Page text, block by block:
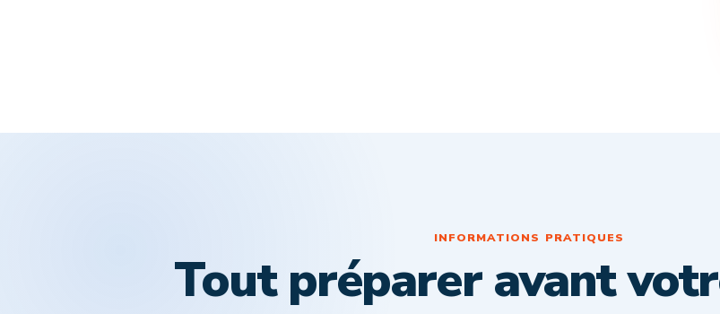
INFORMATIONS PRATIQUES
Tout préparer avant